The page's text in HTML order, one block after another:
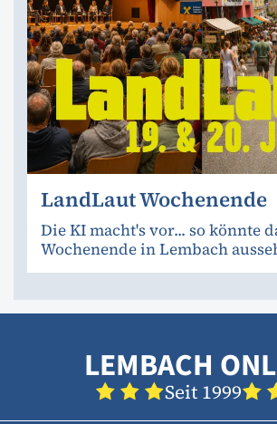
LandLaut Wochenende
Die KI macht's vor... so könnte
Wochenende in Lembach
LEMBACH
Seit 1999